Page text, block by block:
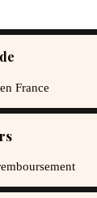
France